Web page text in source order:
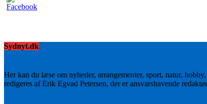
Sydnyt.dk
Her kan du læse om nyheder, arrangementer, sport, natur,
redigeres af Erik Egvad Petersen, der er ansvarshavende